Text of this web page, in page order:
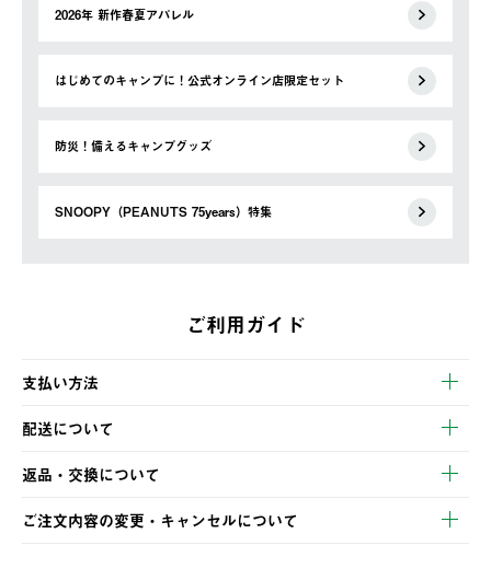
2026年 新作春夏アパレル
はじめてのキャンプに！公式オンライン店限定セット
防災！備えるキャンプグッズ
SNOOPY（PEANUTS 75years）特集
ご利用ガイド
支払い方法
以下のいずれかの方法でお支払いいただけます。
・クレジットカード決済
・コンビニ決済
・Pay-easy決済
配送について
【発送スケジュール】
ご注文・ご入金完了より2営業日以内に商品を発送いたします。
土日祝の発送はございませんので、木曜日以降のご注文は週明け
の発送となる場合がございます。
返品・交換について
※お客様都合の場合
ご注文内容の変更・キャンセルについて